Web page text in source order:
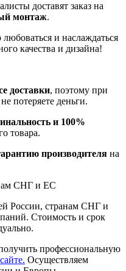
доставят заказ на
монтаж.
любоваться и наслаждаться
качества и дизайна!
доставки, поэтому при
потеряете деньги.
и 100%
товара.
производителя на
СНГ и ЕС
России, странам СНГ и
Стоимость и срок
профессиональную
Осуществляем